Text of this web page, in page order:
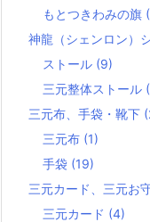
もとつきわみの旗
神龍（シェンロン）
ストール (9)
三元整体ストール
三元布、手袋・靴下
三元布 (1)
手袋 (19)
三元カード、三元お
三元カード (4)